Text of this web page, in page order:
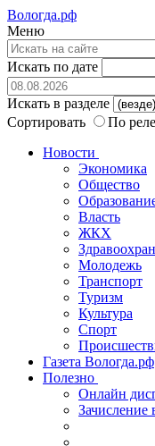
Вологда.рф
Меню
Искать по дате
Искать в разделе
Сортировать
По
Новости
Экономика
Общество
Власть
ЖКХ
Молодежь
Транспорт
Туризм
Культура
Спорт
Газета Вологда.рф
Полезно
Онлайн
Зачисление